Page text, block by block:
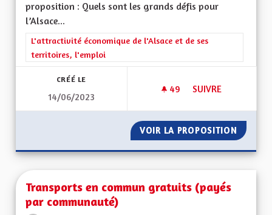
proposition : Quels sont les grands défis pour
l’Alsace...
Filtrer les résultats de la catégorie : L'attractivité
L'attractivité économique de l'Alsace et de ses
territoires, l'emploi
CRÉÉ LE
14/06/2023
49 49 ABONNÉS
SUIVRE
VOIR LA PROPOSITION
Transports en commun gratuits (payés
par communauté)